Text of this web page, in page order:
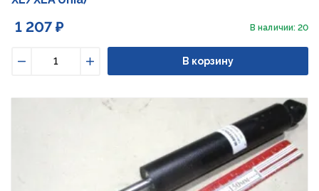
1 207 ₽ В наличии: 20
Увеличить
В корзину